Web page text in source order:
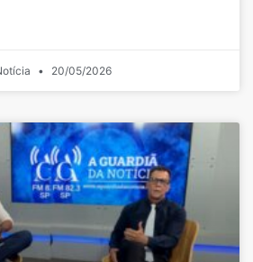
20/05/2026